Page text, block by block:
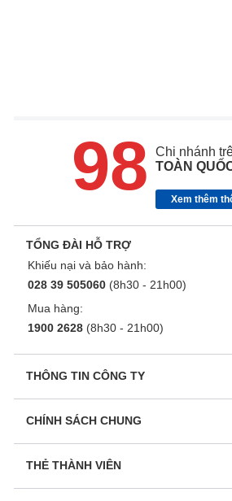
98
Chi nhánh
TOÀN
Xem thêm
TỔNG ĐÀI HỖ TRỢ
Khiếu nại và bảo hành:
028 39 505060 (8h30 - 21h00)
Mua hàng:
1900 2628 (8h30 - 21h00)
THÔNG TIN CÔNG TY
CHÍNH SÁCH CHUNG
THẺ THÀNH VIÊN